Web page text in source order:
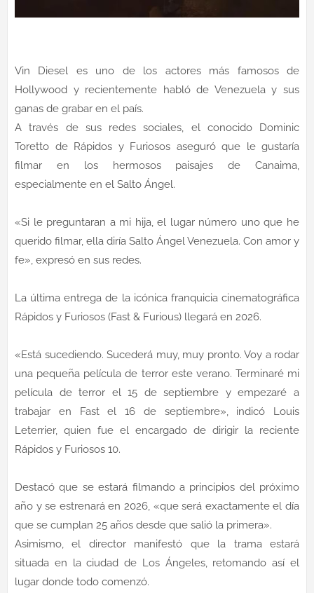
Vin Diesel es uno de los actores más famosos de
Hollywood y recientemente habló de Venezuela y sus
ganas de grabar en el país.
A través de sus redes sociales, el conocido Dominic
Toretto de Rápidos y Furiosos aseguró que le gustaría
filmar en los hermosos paisajes de Canaima,
especialmente en el Salto Ángel.
«Si le preguntaran a mi hija, el lugar número uno que he
querido filmar, ella diría Salto Ángel Venezuela. Con amor y
fe», expresó en sus redes.
La última entrega de la icónica franquicia cinematográfica
Rápidos y Furiosos (Fast & Furious) llegará en 2026.
«Está sucediendo. Sucederá muy, muy pronto. Voy a rodar
una pequeña película de terror este verano. Terminaré mi
película de terror el 15 de septiembre y empezaré a
trabajar en Fast el 16 de septiembre», indicó Louis
Leterrier, quien fue el encargado de dirigir la reciente
Rápidos y Furiosos 10.
Destacó que se estará filmando a principios del próximo
año y se estrenará en 2026, «que será exactamente el día
que se cumplan 25 años desde que salió la primera».
Asimismo, el director manifestó que la trama estará
situada en la ciudad de Los Ángeles, retomando así el
lugar donde todo comenzó.